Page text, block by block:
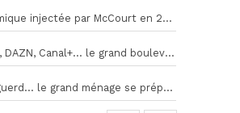
La somme astronomique injectée par McCourt en 2026 pour soutenir l’OM
Droits TV : Ligue 1+, DAZN, Canal+… le grand bouleversement
Hojbjerg, Balerdi, Aguerd… le grand ménage se prépare